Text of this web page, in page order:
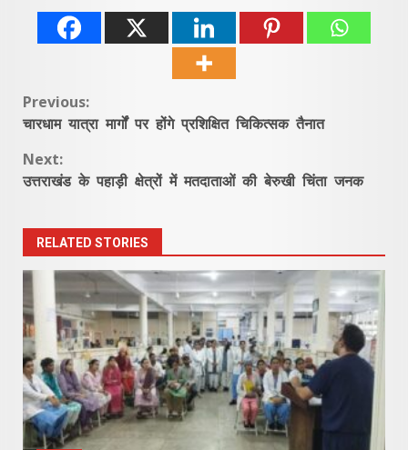
Continue
Reading
Previous:
चारधाम यात्रा मार्गों पर होंगे प्रशिक्षित चिकित्सक तैनात
Next:
उत्तराखंड के पहाड़ी क्षेत्रों में मतदाताओं की बेरुखी चिंता जनक
RELATED STORIES